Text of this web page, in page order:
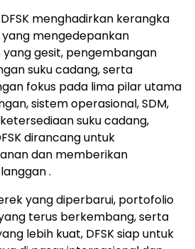
menghadirkan kerangka
mengedepankan
gesit, pengembangan
suku cadang, serta
fokus pada lima pilar utama
sistem operasional, SDM,
suku cadang,
dirancang untuk
dan memberikan
.
yang diperbarui, portofolio
terus berkembang, serta
lebih kuat, DFSK siap untuk